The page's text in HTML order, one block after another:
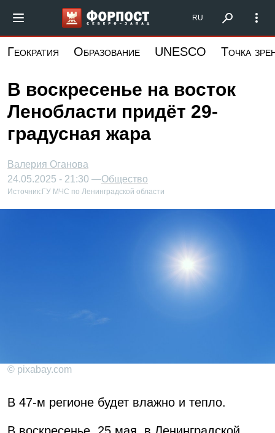
основному
Форпост Северо-Запад
RU
Геократия Образование UNESCO Точка
В воскресенье на восток
Ленобласти придёт 29-
градусная жара
Валерия Оганова
24.05.2025 - 21:30 —Общество
Источник: ГУ МЧС по Ленинградской области
© pixabay.com
В 47-м регионе будет влажно и тепло.